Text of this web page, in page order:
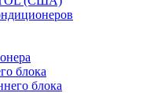
блока
блока